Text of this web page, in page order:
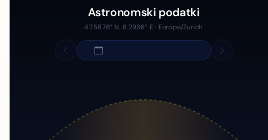
Astronomski podatki
47.5876° N, 8.2936° E · Europe/Zurich